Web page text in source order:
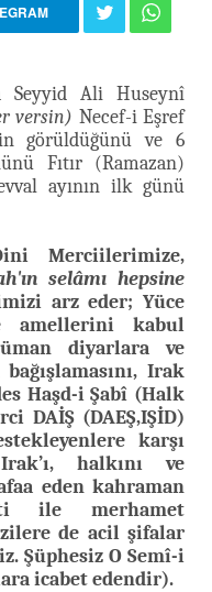
Seyyid Ali Huseynî
versin) Necef-i Eşref
görüldüğünü ve 6
Fıtır (Ramazan)
ayının ilk günü
Merciilerimize,
selâmı hepsine
arz eder; Yüce
amellerini kabul
diyarlara ve
Irak
Haşd-i Şabî (Halk
DAİŞ (DAEŞ,IŞİD)
karşı
halkını ve
eden kahraman
ile merhamet
de acil şifalar
Şüphesiz O Semî-i
icabet edendir).